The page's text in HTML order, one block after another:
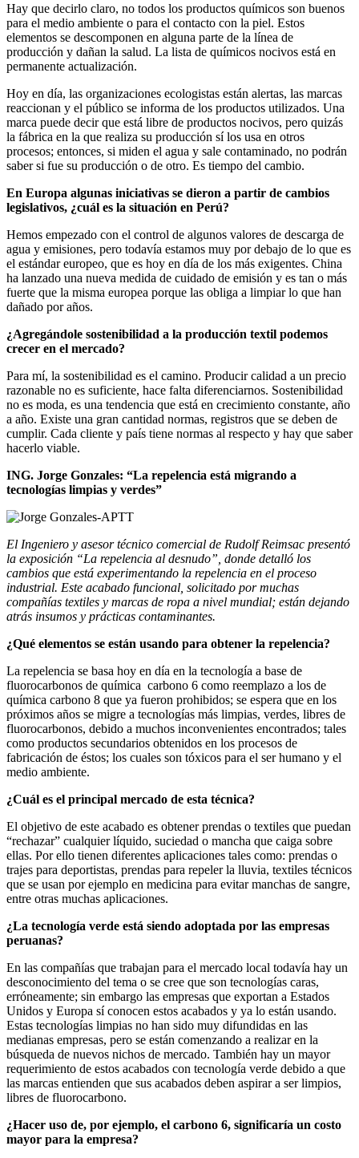
Hay que decirlo claro, no todos los productos químicos son buenos
para el medio ambiente o para el contacto con la piel. Estos
elementos se descomponen en alguna parte de la línea de
producción y dañan la salud. La lista de químicos nocivos está en
permanente actualización.
Hoy en día, las organizaciones ecologistas están alertas, las marcas
reaccionan y el público se informa de los productos utilizados. Una
marca puede decir que está libre de productos nocivos, pero quizás
la fábrica en la que realiza su producción sí los usa en otros
procesos; entonces, si miden el agua y sale contaminado, no podrán
saber si fue su producción o de otro. Es tiempo del cambio.
En Europa algunas iniciativas se dieron a partir de cambios
legislativos, ¿cuál es la situación en Perú?
Hemos empezado con el control de algunos valores de descarga de
agua y emisiones, pero todavía estamos muy por debajo de lo que es
el estándar europeo, que es hoy en día de los más exigentes. China
ha lanzado una nueva medida de cuidado de emisión y es tan o más
fuerte que la misma europea porque las obliga a limpiar lo que han
dañado por años.
¿Agregándole sostenibilidad a la producción textil podemos
crecer en el mercado?
Para mí, la sostenibilidad es el camino. Producir calidad a un precio
razonable no es suficiente, hace falta diferenciarnos. Sostenibilidad
no es moda, es una tendencia que está en crecimiento constante, año
a año. Existe una gran cantidad normas, registros que se deben de
cumplir. Cada cliente y país tiene normas al respecto y hay que saber
hacerlo viable.
ING. Jorge Gonzales: “La repelencia está migrando a
tecnologías limpias y verdes”
El Ingeniero y asesor técnico comercial de Rudolf Reimsac presentó
la exposición “La repelencia al desnudo”, donde detalló los
cambios que está experimentando la repelencia en el proceso
industrial. Este acabado funcional, solicitado por muchas
compañías textiles y marcas de ropa a nivel mundial; están dejando
atrás insumos y prácticas contaminantes.
¿Qué elementos se están usando para obtener la repelencia?
La repelencia se basa hoy en día en la tecnología a base de
fluorocarbonos de química carbono 6 como reemplazo a los de
química carbono 8 que ya fueron prohibidos; se espera que en los
próximos años se migre a tecnologías más limpias, verdes, libres de
fluorocarbonos, debido a muchos inconvenientes encontrados; tales
como productos secundarios obtenidos en los procesos de
fabricación de éstos; los cuales son tóxicos para el ser humano y el
medio ambiente.
¿Cuál es el principal mercado de esta técnica?
El objetivo de este acabado es obtener prendas o textiles que puedan
“rechazar” cualquier líquido, suciedad o mancha que caiga sobre
ellas. Por ello tienen diferentes aplicaciones tales como: prendas o
trajes para deportistas, prendas para repeler la lluvia, textiles técnicos
que se usan por ejemplo en medicina para evitar manchas de sangre,
entre otras muchas aplicaciones.
¿La tecnología verde está siendo adoptada por las empresas
peruanas?
En las compañías que trabajan para el mercado local todavía hay un
desconocimiento del tema o se cree que son tecnologías caras,
erróneamente; sin embargo las empresas que exportan a Estados
Unidos y Europa sí conocen estos acabados y ya lo están usando.
Estas tecnologías limpias no han sido muy difundidas en las
medianas empresas, pero se están comenzando a realizar en la
búsqueda de nuevos nichos de mercado. También hay un mayor
requerimiento de estos acabados con tecnología verde debido a que
las marcas entienden que sus acabados deben aspirar a ser limpios,
libres de fluorocarbono.
¿Hacer uso de, por ejemplo, el carbono 6, significaría un costo
mayor para la empresa?